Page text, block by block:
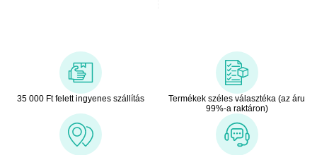
35 000 Ft felett ingyenes szállítás
Termékek széles választéka (az áru
99%-a raktáron)